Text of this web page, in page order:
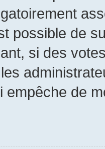
possible de
si des
empêche de